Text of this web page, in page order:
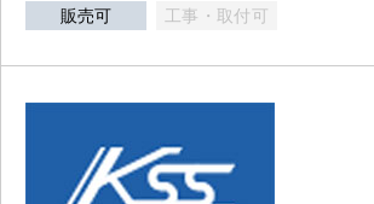
販売可 工事・取付可